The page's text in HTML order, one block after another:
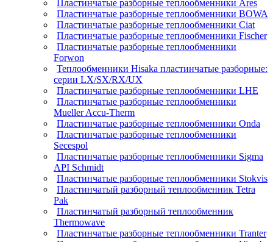
Пластинчатые разборные теплообменники Ares
Пластинчатые разборные теплообменники BOWA
Пластинчатые разборные теплообменники Ciat
Пластинчатые разборные теплообменники Fischer
Пластинчатые разборные теплообменники
Forwon
Теплообменники Hisaka пластинчатые разборные:
серии LX/SX/RX/UX
Пластинчатые разборные теплообменники LHE
Пластинчатые разборные теплообменники
Mueller Accu-Therm
Пластинчатые разборные теплообменники Onda
Пластинчатые разборные теплообменники
Secespol
Пластинчатые разборные теплообменники Sigma
API Schmidt
Пластинчатые разборные теплообменники Stokvis
Пластинчатый разборный теплообменник Tetra
Pak
Пластинчатый разборный теплообменник
Thermowave
Пластинчатые разборные теплообменники Tranter